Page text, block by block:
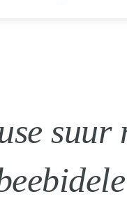
suur